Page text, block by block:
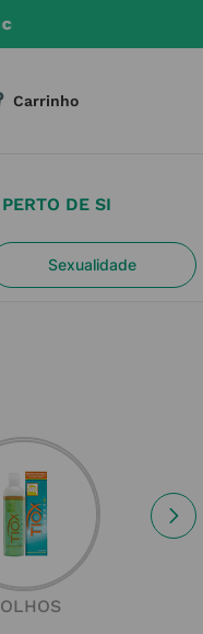
DE SI
Sexualidade